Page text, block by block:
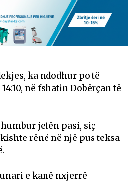
ka ndodhur po të
në fshatin Dobërçan të
jetën pasi, siç
rënë në një pus teksa
e kanë nxjerrë